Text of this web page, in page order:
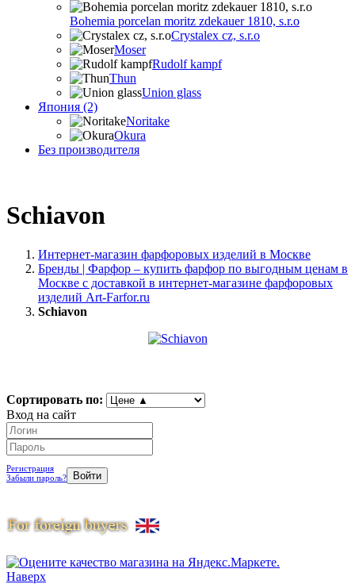
Bohemia porcelan moritz zdekauer 1810, s.r.o
Crystalex cz, s.r.o
Moser
Rudolf kampf
Thun
Union glass
Япония (2)
Noritake
Okura
Без производителя
Schiavon
Интернет-магазин фарфоровых изделий в Москве
Бренды | Фарфор – купить фарфор по выгодным ценам в
Москве с доставкой в интернет-магазине фарфоровых
изделий Art-Farfor.ru
Schiavon
Сортировать по:
Вход на сайт
Регистрация
Забыли пароль?
Наверх